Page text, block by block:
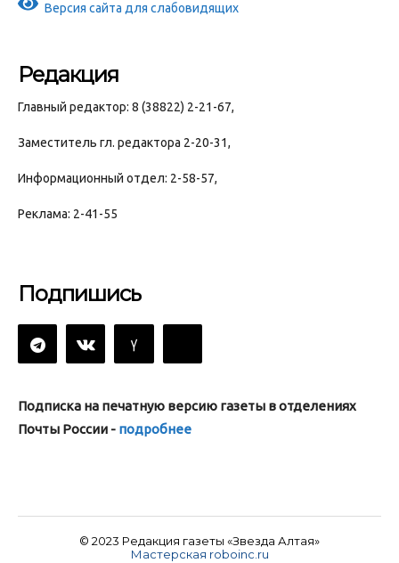
Версия сайта для слабовидящих
Редакция
Главный редактор: 8 (38822) 2-21-67,
Заместитель гл. редактора 2-20-31,
Информационный отдел: 2-58-57,
Реклама: 2-41-55
Подпишись
Подписка на печатную версию газеты в отделениях
Почты России - подробнее
© 2023 Редакция газеты «Звезда Алтая»
Мастерская roboinc.ru